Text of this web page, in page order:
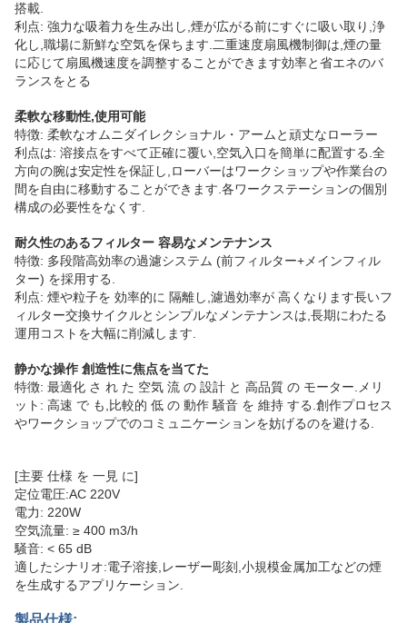
搭載.
利点: 強力な吸着力を生み出し,煙が広がる前にすぐに吸い取り,浄
化し,職場に新鮮な空気を保ちます.二重速度扇風機制御は,煙の量
に応じて扇風機速度を調整することができます効率と省エネのバ
ランスをとる
柔軟な移動性,使用可能
特徴: 柔軟なオムニダイレクショナル・アームと頑丈なローラー
利点は: 溶接点をすべて正確に覆い,空気入口を簡単に配置する.全
方向の腕は安定性を保証し,ローバーはワークショップや作業台の
間を自由に移動することができます.各ワークステーションの個別
構成の必要性をなくす.
耐久性のあるフィルター 容易なメンテナンス
特徴: 多段階高効率の過濾システム (前フィルター+メインフィル
ター) を採用する.
利点: 煙や粒子を 効率的に 隔離し,濾過効率が 高くなります長いフ
ィルター交換サイクルとシンプルなメンテナンスは,長期にわたる
運用コストを大幅に削減します.
静かな操作 創造性に焦点を当てた
特徴: 最適化 さ れ た 空気 流 の 設計 と 高品質 の モーター.メリ
ット: 高速 で も,比較的 低 の 動作 騒音 を 維持 する.創作プロセス
やワークショップでのコミュニケーションを妨げるのを避ける.
[主要 仕様 を 一見 に]
定位電圧:AC 220V
電力: 220W
空気流量: ≥ 400 m3/h
騒音: < 65 dB
適したシナリオ:電子溶接,レーザー彫刻,小規模金属加工などの煙
を生成するアプリケーション.
製品仕様: